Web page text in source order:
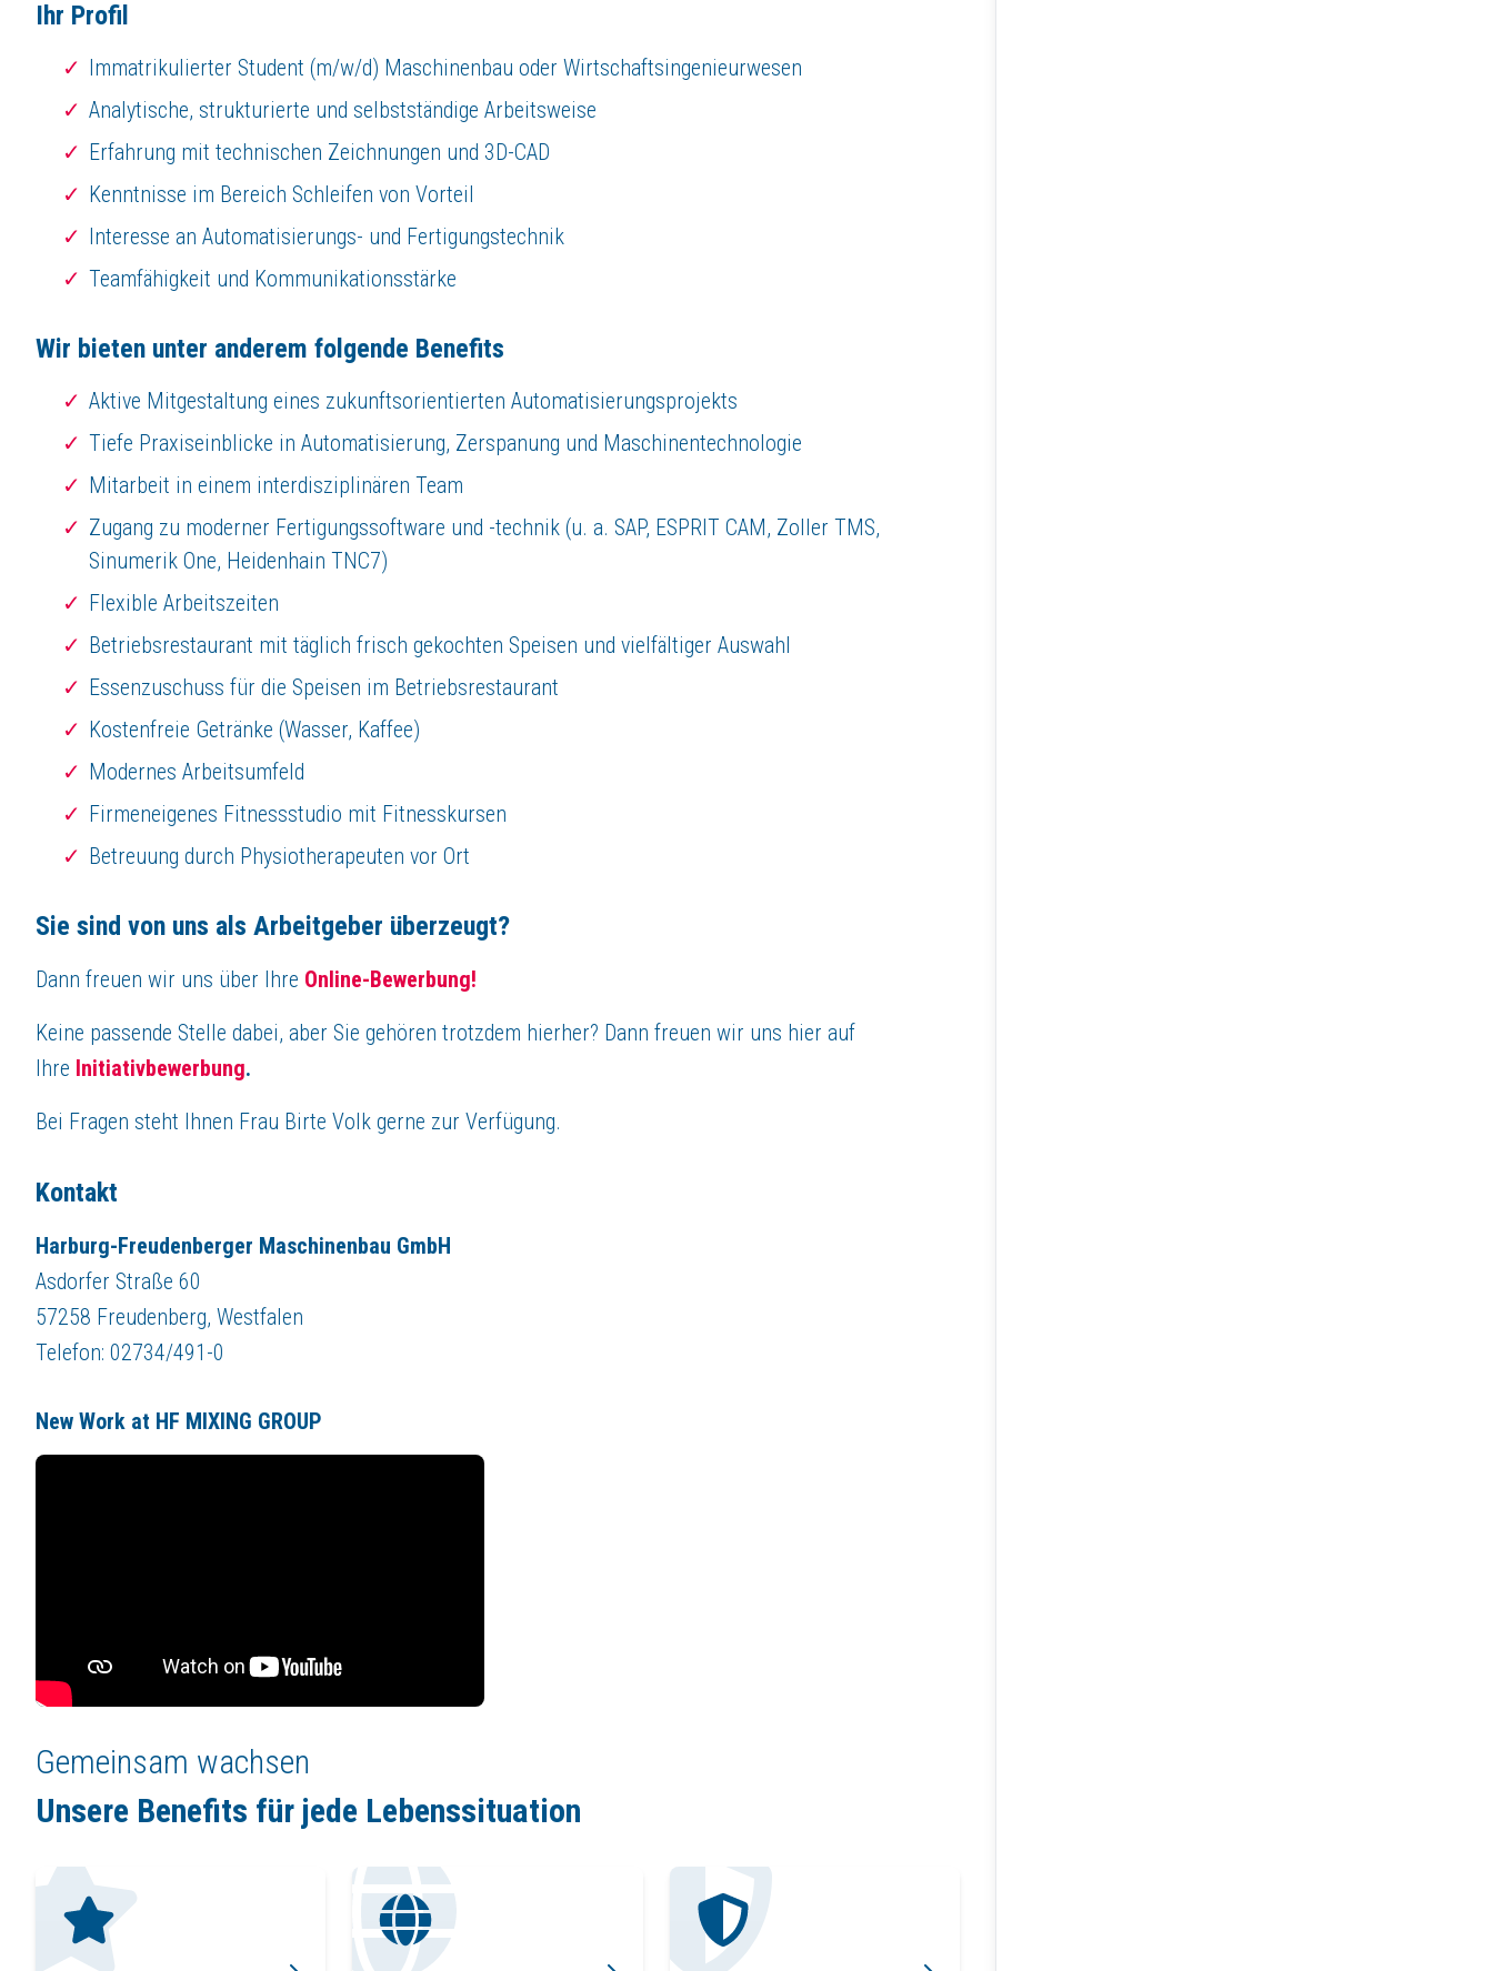
Wir ermöglichen unseren Mitarbeitern individuelle Arbeitszeitmodelle und einen leichten Wiedereinstieg nach Karenzzeiten. Die betriebliche Gesundheit fördern wir nachhaltig mit einem unternehmenseigenen
30 Tage Urlaub
Vergütung nach dem Entgeltrahmenabkommen
Gewinnbeteiligung in Form von E-Bike- Leasing
Jährliches internationales Sommerfest mit Fußballtunier
Jetzt bewerben
Ihr Profil
Immatrikulierter Student (m/w/d) Maschinenbau oder Wirtschaftsingenieurwesen
Analytische, strukturierte und selbstständige Arbeitsweise
Erfahrung mit technischen Zeichnungen und 3D-CAD
Kenntnisse im Bereich Schleifen von Vorteil
Interesse an Automatisierungs- und Fertigungstechnik
Teamfähigkeit und Kommunikationsstärke
Wir bieten unter anderem folgende Benefits
Aktive Mitgestaltung eines zukunftsorientierten Automatisierungsprojekts
Tiefe Praxiseinblicke in Automatisierung, Zerspanung und Maschinentechnologie
Mitarbeit in einem interdisziplinären Team
Zugang zu moderner Fertigungssoftware und -technik (u. a. SAP, ESPRIT CAM, Zoller TMS,
Sinumerik One, Heidenhain TNC7)
Flexible Arbeitszeiten
Betriebsrestaurant mit täglich frisch gekochten Speisen und vielfältiger Auswahl
Essenzuschuss für die Speisen im Betriebsrestaurant
Kostenfreie Getränke (Wasser, Kaffee)
Modernes Arbeitsumfeld
Firmeneigenes Fitnessstudio mit Fitnesskursen
Betreuung durch Physiotherapeuten vor Ort
Sie sind von uns als Arbeitgeber überzeugt?
Dann freuen wir uns über Ihre Online-Bewerbung!
Keine passende Stelle dabei, aber Sie gehören trotzdem hierher? Dann freuen wir uns hier auf
Ihre Initiativbewerbung.
Bei Fragen steht Ihnen Frau Birte Volk gerne zur Verfügung.
Kontakt
Harburg-Freudenberger Maschinenbau GmbH
Asdorfer Straße 60
57258 Freudenberg, Westfalen
Telefon: 02734/491-0
New Work at HF MIXING GROUP
Gemeinsam wachsen
Unsere Benefits für jede Lebenssituation